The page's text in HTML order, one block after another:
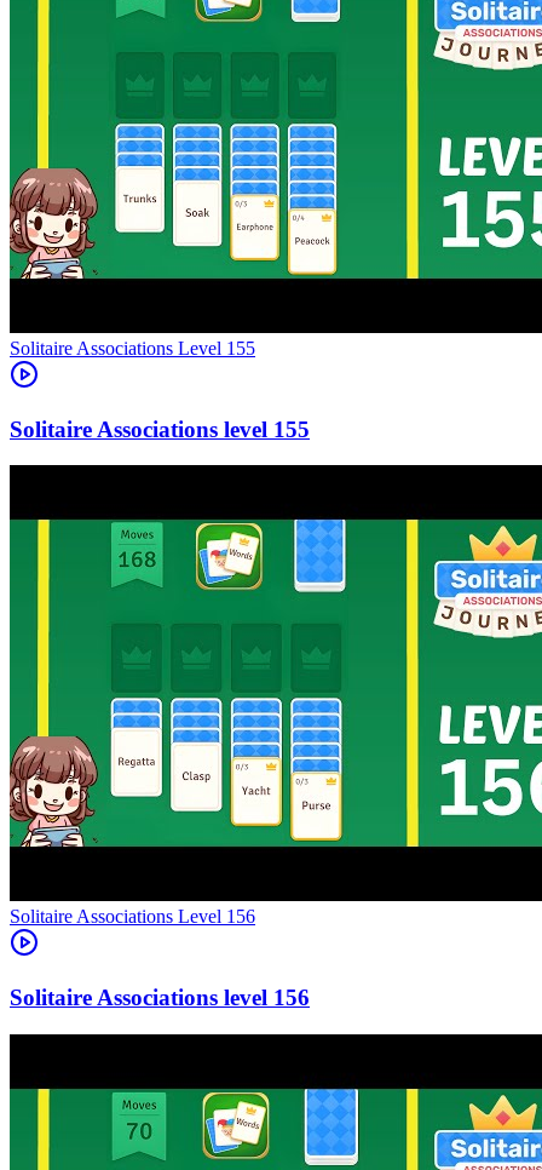
Level 155
155
Level 156
156